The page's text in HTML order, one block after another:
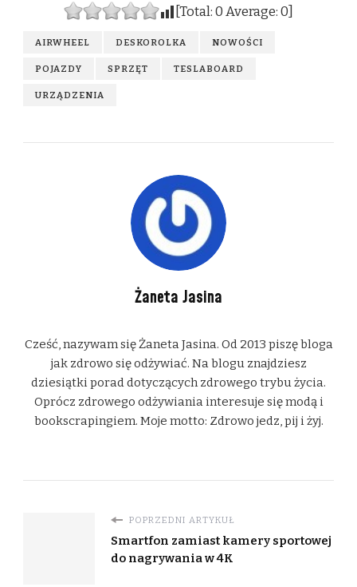
[Total:0Average:0
AIRWHEEL DESKOROLKA NOWOŚCI
POJAZDY SPRZĘT TESLABOARD
URZĄDZENIA
Żaneta Jasina
Cześć, nazywam się Żaneta Jasina. Od 2013 piszę bloga
jak zdrowo się odżywiać. Na blogu znajdziesz
dziesiątki porad dotyczących zdrowego trybu życia.
Oprócz zdrowego odżywiania interesuje się modą i
bookscrapingiem. Moje motto: Zdrowo jedz, pij i żyj.
POPRZEDNI ARTYKUŁ
Smartfon zamiast kamery sportowej
do nagrywania w 4K